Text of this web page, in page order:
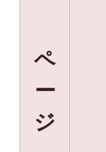
ペ
ー
ジ